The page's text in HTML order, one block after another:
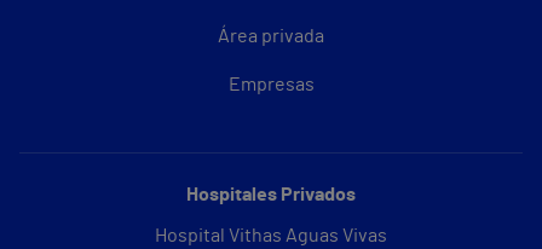
Área privada
Empresas
Hospitales Privados
Hospital Vithas Aguas Vivas